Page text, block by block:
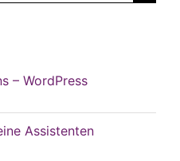
– WordPress
Assistenten